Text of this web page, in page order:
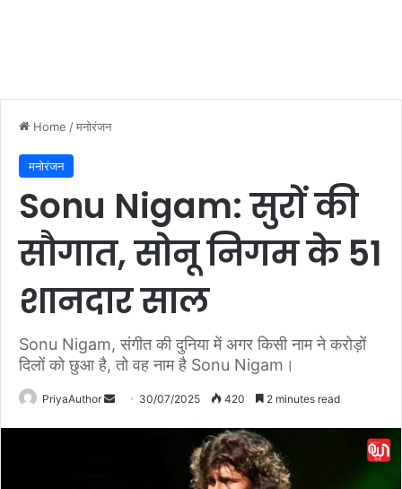
Home /मनोरंजन
मनोरंजन
Sonu Nigam: सुरों की
सौगात, सोनू निगम के 51
शानदार साल
Sonu Nigam, संगीत की दुनिया में अगर किसी नाम ने करोड़ों
दिलों को छुआ है, तो वह नाम है Sonu Nigam।
PriyaAuthor 30/07/2025 420 2 minutes read